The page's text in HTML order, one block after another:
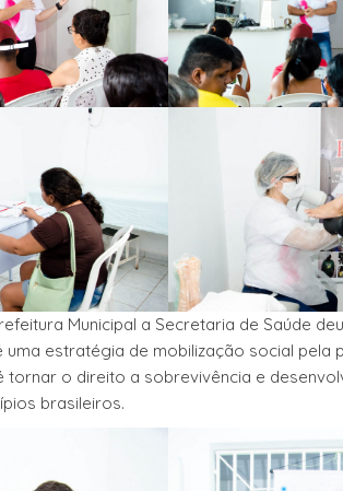
Municipal a Secretaria de Saúde
uma estratégia de mobilização social pela
tornar o direito a sobrevivência e
brasileiros.